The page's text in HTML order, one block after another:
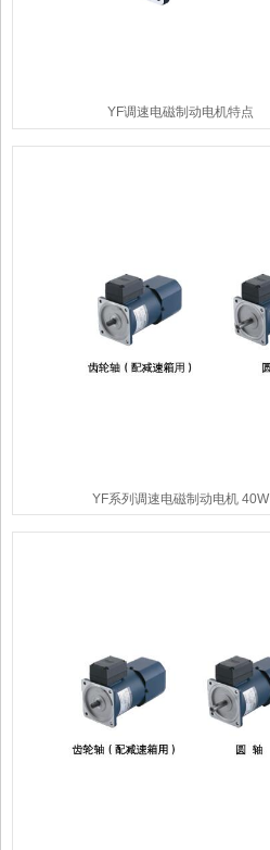
YF调速电磁制动电机特点
YF系列调速电磁制动电机 40W